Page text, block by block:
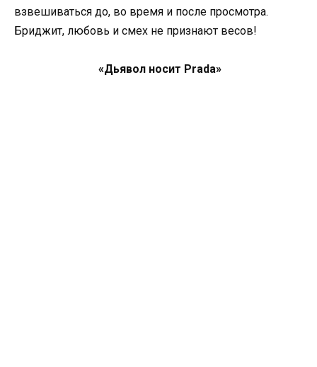
взвешиваться до, во время и после просмотра.
Бриджит, любовь и смех не признают весов!
«Дьявол носит Prada»